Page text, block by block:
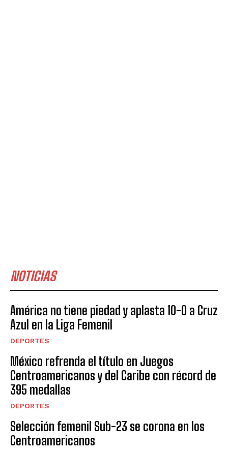
NOTICIAS
América no tiene piedad y aplasta 10-0 a Cruz
Azul en la Liga Femenil
DEPORTES
México refrenda el título en Juegos
Centroamericanos y del Caribe con récord de
395 medallas
DEPORTES
Selección femenil Sub-23 se corona en los
Centroamericanos